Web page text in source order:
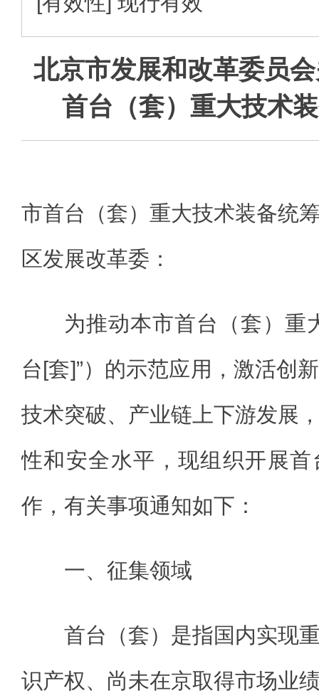
北京市发展和改革委员
首台（套）重大技术
市首台（套）重大技术装备统
区发展改革委：
为推动本市首台（套）重
台[套]”）的示范应用，激活创
技术突破、产业链上下游发展
性和安全水平，现组织开展
作，有关事项通知如下：
一、征集领域
首台（套）是指国内实现
识产权、尚未在京取得市场业